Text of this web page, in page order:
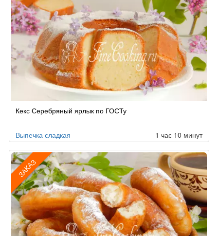
Кекс Серебряный ярлык по ГОСТу
Выпечка сладкая 1 час 10 минут
ЗАКАЗ